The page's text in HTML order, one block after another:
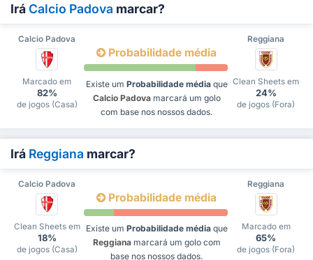
Irá Calcio Padova marcar?
Calcio Padova Reggiana
Marcado em
82%
de jogos (Casa)
Probabilidade média
Existe um Probabilidade médiaque
Calcio Padovamarcará um golo
com base nos nossos dados.
Clean Sheets em
24%
de jogos (Fora)
Irá Reggiana marcar?
Calcio Padova Reggiana
Clean Sheets em
18%
de jogos (Casa)
Probabilidade média
Existe um Probabilidade médiaque
Reggianamarcará um golo com
base nos nossos dados.
Marcado em
65%
de jogos (Fora)